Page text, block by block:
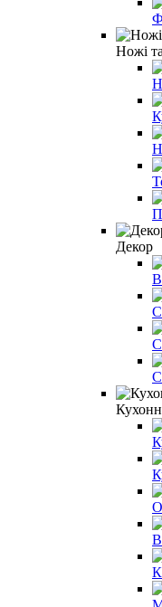
Ножі
Декор